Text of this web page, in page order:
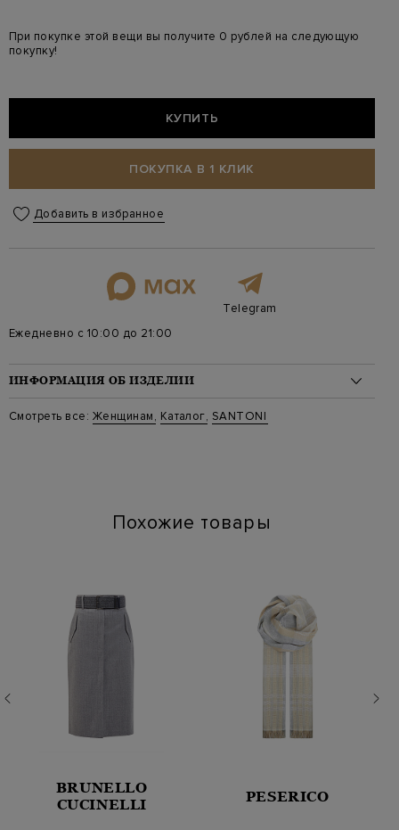
При покупке этой вещи вы получите 0 рублей на следующую
покупку!
КУПИТЬ
ПОКУПКА В 1 КЛИК
Добавить в избранное
Telegram
Ежедневно с 10:00 до 21:00
ИНФОРМАЦИЯ ОБ ИЗДЕЛИИ
Материал: кожа 100%
Стиль: Маленького размера, Однотонный, Crossbody, На плечо
Смотреть все: Женщинам, Каталог, SANTONI
Похожие товары
BRUNELLO
CUCINELLI
PESERICO